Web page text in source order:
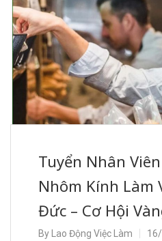
Tuyển Nhân
Nhôm Kính Làm
Đức – Cơ Hội
By Lao Động Việc Làm